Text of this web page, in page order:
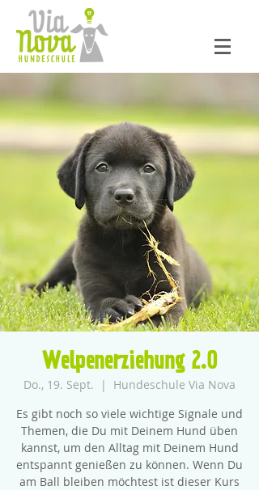
Welpenerziehung 2.0
Do., 19. Sept.
  |
Hundeschule Via Nova
Es gibt noch so viele wichtige Signale und
Themen, die Du mit Deinem Hund üben
kannst, um den Alltag mit Deinem Hund
entspannt genießen zu können. Wenn Du
am Ball bleiben möchtest ist dieser Kurs